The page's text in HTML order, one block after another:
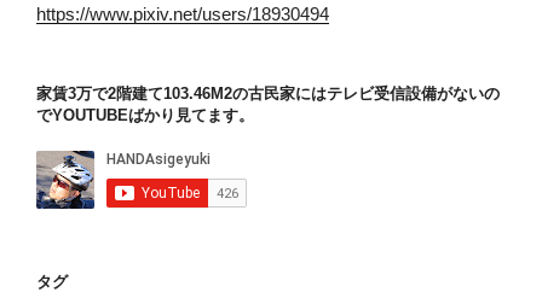
https://www.pixiv.net/users/18930494
家賃3万で2階建て103.46M2の古民家にはテレビ受信設備がないの
でYOUTUBEばかり見てます。
タグ